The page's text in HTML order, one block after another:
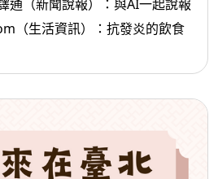
通（新聞說報）：與AI一起說報